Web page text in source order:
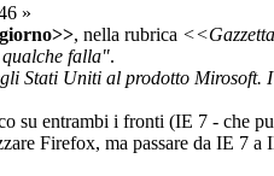
»
, nella rubrica
falla".
Stati Uniti al prodotto Mirosoft.
su entrambi i fronti (IE 7 - che
Firefox, ma passare da IE 7 a